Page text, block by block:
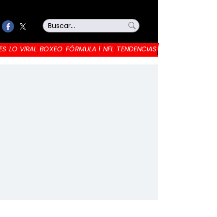
LO VIRAL BOXEO FÓRMULA 1 NFL TENDENCIAS